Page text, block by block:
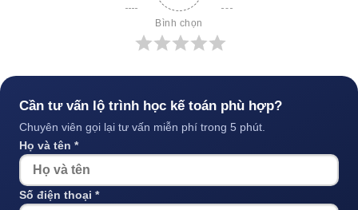
Bình chọn
Cần tư vấn lộ trình học kế toán phù hợp?
Chuyên viên gọi lại tư vấn miễn phí trong 5 phút.
Họ và tên *
Số điện thoại *